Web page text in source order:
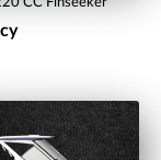
CC Finseeker